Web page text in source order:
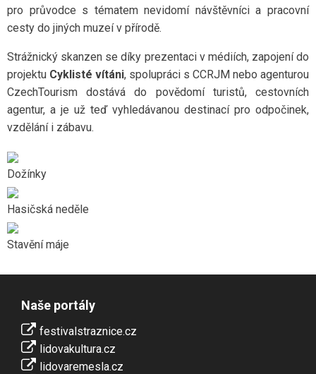
pro průvodce s tématem nevidomí návštěvníci a pracovní
cesty do jiných muzeí v přírodě.
Strážnický skanzen se díky prezentaci v médiích, zapojení do
projektu Cyklisté vítáni, spolupráci s CCRJM nebo agenturou
CzechTourism dostává do povědomí turistů, cestovních
agentur, a je už teď vyhledávanou destinací pro odpočinek,
vzdělání i zábavu.
Dožínky
Hasičská neděle
Stavění máje
Naše portály
festivalstraznice.cz
lidovakultura.cz
lidovaremesla.cz